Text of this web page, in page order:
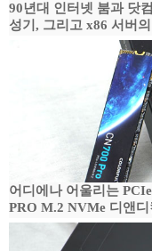
90년대 인터넷 붐과 닷
성기, 그리고 x86 서버
어디에나 어울리는
PRO M.2 NVMe 디앤